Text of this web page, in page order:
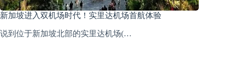
新加坡进入双机场时代！实里达机场首航体验
说到位于新加坡北部的实里达机场(…